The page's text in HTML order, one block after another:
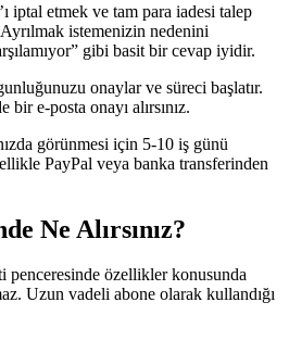
iptal etmek ve tam para iadesi talep
istemenizin nedenini
gibi basit bir cevap iyidir.
onaylar ve süreci başlatır.
e-posta onayı alırsınız.
görünmesi için 5-10 iş günü
PayPal veya banka transferinden
Ne Alırsınız?
penceresinde özellikler konusunda
Uzun vadeli abone olarak kullandığı